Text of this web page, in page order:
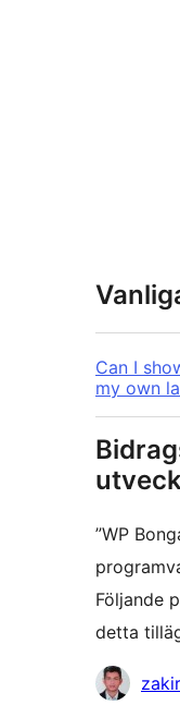
Can I
my own
”WP
Följande
detta